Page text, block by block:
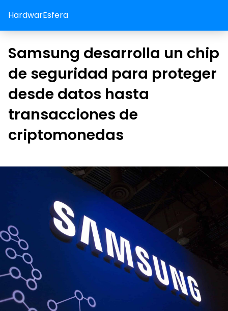
HardwarEsfera
Samsung desarrolla un chip
de seguridad para proteger
desde datos hasta
transacciones de
criptomonedas